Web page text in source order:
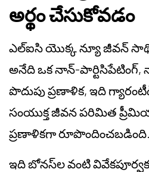
అర్థం చేసుకోవడం
ఎల్‌ఐసి యొక్క న్యూ జీవన్
అనేది ఒక నాన్-పార్టిసిపేటింగ్,
పొదుపు ప్రణాళిక, ఇది
సంయుక్త జీవన పరిమిత
ప్రణాళికగా రూపొందించబడింది.
ఇది బోనస్‌ల వంటి